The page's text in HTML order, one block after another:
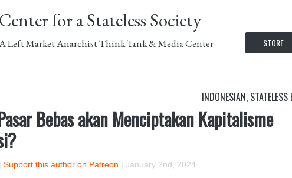
Center for a Stateless Society
Left Market Anarchist Think Tank & Media Center STORE
INDONESIAN,
Bebas akan Menciptakan Kapitalisme
Support this author on Patreon | January 2nd, 2024